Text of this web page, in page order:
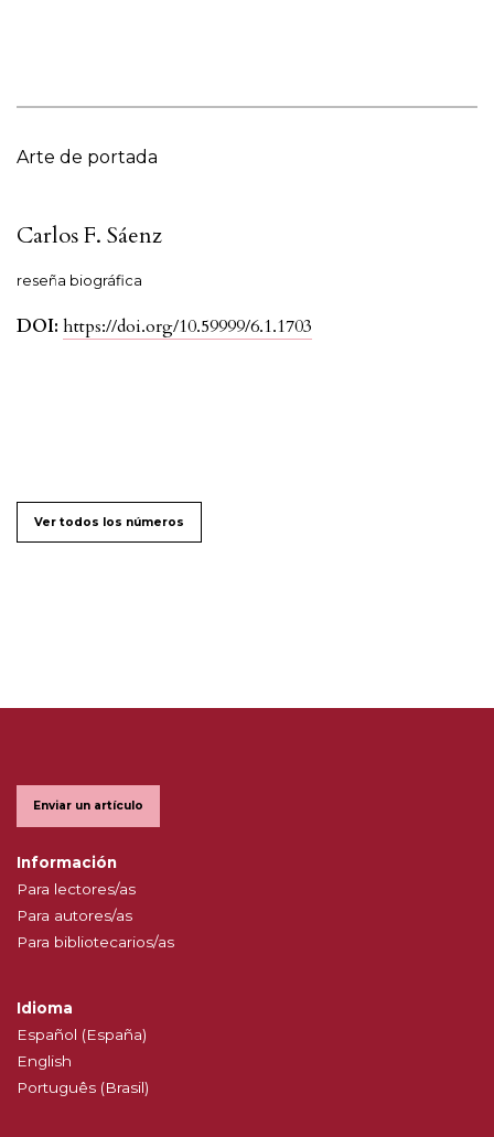
Arte de portada
Carlos F. Sáenz
reseña biográfica
DOI: https://doi.org/10.59999/6.1.1703
Ver todos los números
Enviar un artículo
Información
Para lectores/as
Para autores/as
Para bibliotecarios/as
Idioma
Español (España)
English
Português (Brasil)